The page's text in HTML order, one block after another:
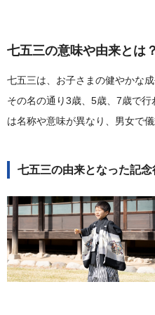
七五三の意味や由来とは？
七五三は、お子さまの健やかな
その名の通り3歳、5歳、7歳で
は名称や意味が異なり、男女で
七五三の由来となった記念